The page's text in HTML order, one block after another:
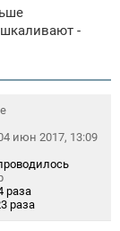
-
июн 2017, 13:09
раза
раза